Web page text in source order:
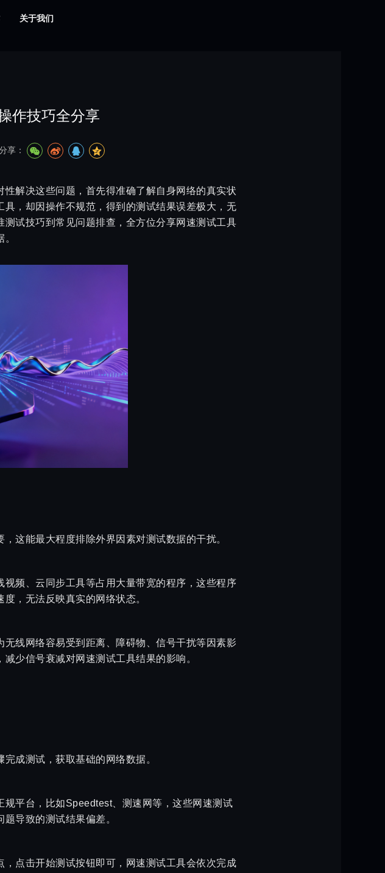
关于我们
作技巧全分享
享：
解决这些问题，首先得准确了解自身网络的真实状
，却因操作不规范，得到的测试结果误差极大，无
试技巧到常见问题排查，全方位分享网速测试工具
这能最大程度排除外界因素对测试数据的干扰。
频、云同步工具等占用大量带宽的程序，这些程序
，无法反映真实的网络状态。
线网络容易受到距离、障碍物、信号干扰等因素影
少信号衰减对网速测试工具结果的影响。
成测试，获取基础的网络数据。
平台，比如Speedtest、测速网等，这些网速测试
导致的测试结果偏差。
点击开始测试按钮即可，网速测试工具会依次完成